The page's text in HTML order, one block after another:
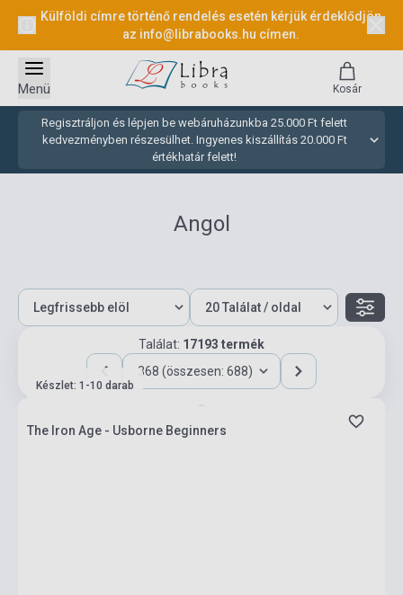
Külföldi címre történő rendelés esetén kérjük érdeklődjön
az info@librabooks.hu címen.
Regisztráljon és lépjen be webáruházunkba 25.000 Ft felett
kedvezményben részesülhet. Ingyenes kiszállítás 20.000 Ft
értékhatár felett!
Menü Kosár
Angol
Találat: 17193 termék
368 (összesen: 688)
Készlet: 1-10 darab
The Iron Age - Usborne Beginners